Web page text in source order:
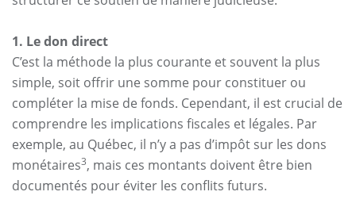
1. Le don direct
C’est la méthode la plus courante et souvent la plus
simple, soit offrir une somme pour constituer ou
compléter la mise de fonds. Cependant, il est crucial de
comprendre les implications fiscales et légales. Par
exemple, au Québec, il n’y a pas d’impôt sur les dons
monétaires3, mais ces montants doivent être bien
documentés pour éviter les conflits futurs.